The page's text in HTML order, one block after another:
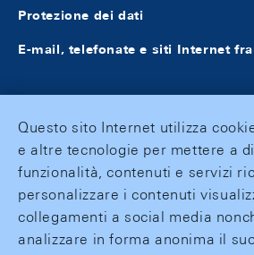
Protezione dei dati
E-mail, telefonate e siti Internet
Questo sito Internet utilizza
e altre tecnologie per mettere a
funzionalità, contenuti e servizi
personalizzare i contenuti
collegamenti a social media
analizzare in forma anonima il